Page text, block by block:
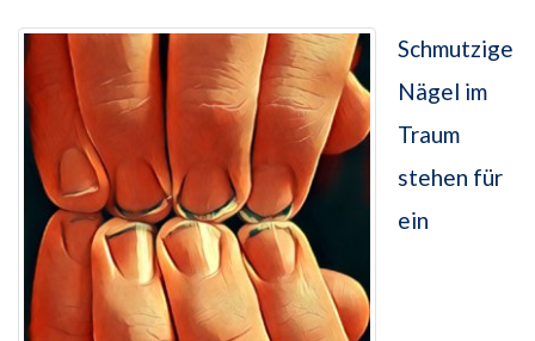
Schmutzige
Nägel im
Traum
stehen für
ein